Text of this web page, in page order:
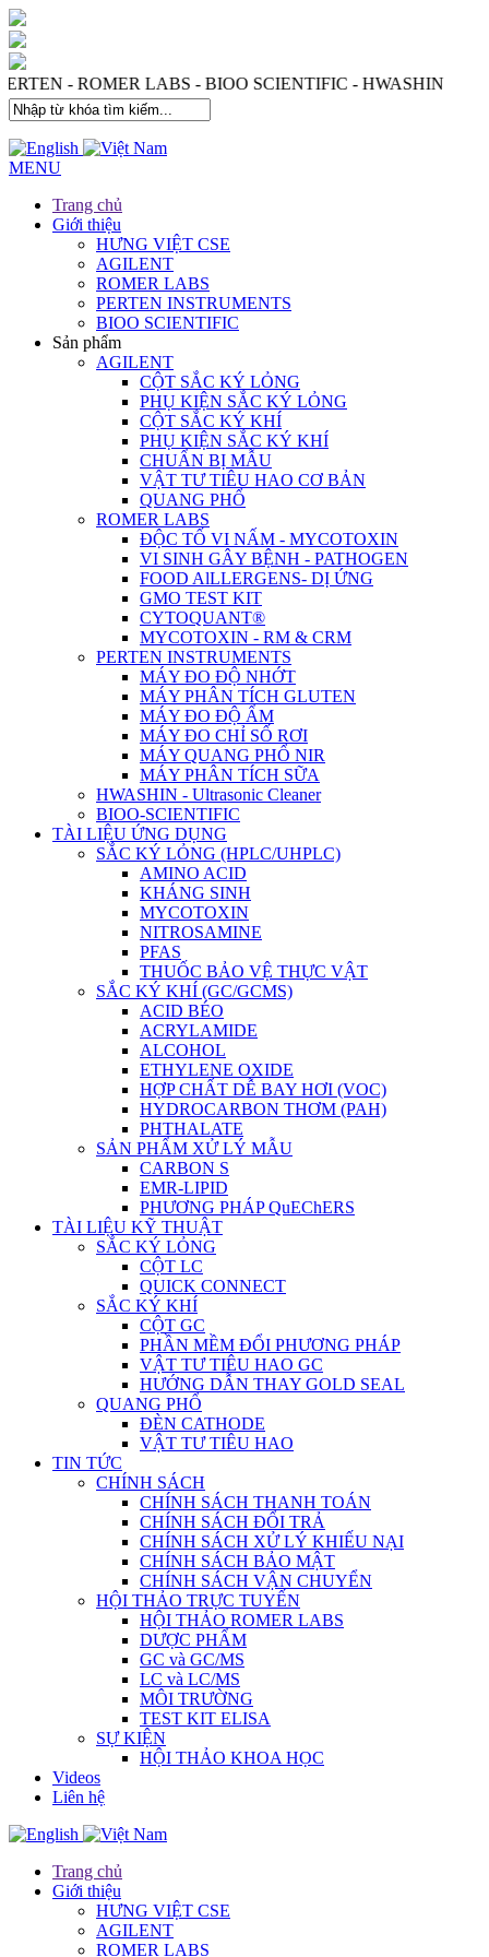
- ROMER LABS - BIOO SCIENTIFIC - HWASHIN
MENU
Trang chủ
Giới thiệu
HƯNG VIỆT CSE
AGILENT
ROMER LABS
PERTEN INSTRUMENTS
BIOO SCIENTIFIC
Sản phẩm
AGILENT
CỘT SẮC KÝ LỎNG
PHỤ KIỆN SẮC KÝ LỎNG
CỘT SẮC KÝ KHÍ
PHỤ KIỆN SẮC KÝ KHÍ
CHUẨN BỊ MẪU
VẬT TƯ TIÊU HAO CƠ BẢN
QUANG PHỔ
ROMER LABS
ĐỘC TỐ VI NẤM - MYCOTOXIN
VI SINH GÂY BỆNH - PATHOGEN
FOOD AlLLERGENS- DỊ ỨNG
GMO TEST KIT
CYTOQUANT®
MYCOTOXIN - RM & CRM
PERTEN INSTRUMENTS
MÁY ĐO ĐỘ NHỚT
MÁY PHÂN TÍCH GLUTEN
MÁY ĐO ĐỘ ẨM
MÁY ĐO CHỈ SỐ RƠI
MÁY QUANG PHỔ NIR
MÁY PHÂN TÍCH SỮA
HWASHIN - Ultrasonic Cleaner
BIOO-SCIENTIFIC
TÀI LIỆU ỨNG DỤNG
SẮC KÝ LỎNG (HPLC/UHPLC)
AMINO ACID
KHÁNG SINH
MYCOTOXIN
NITROSAMINE
PFAS
THUỐC BẢO VỆ THỰC VẬT
SẮC KÝ KHÍ (GC/GCMS)
ACID BÉO
ACRYLAMIDE
ALCOHOL
ETHYLENE OXIDE
HỢP CHẤT DỄ BAY HƠI (VOC)
HYDROCARBON THƠM (PAH)
PHTHALATE
SẢN PHẨM XỬ LÝ MẪU
CARBON S
EMR-LIPID
PHƯƠNG PHÁP QuEChERS
TÀI LIỆU KỸ THUẬT
SẮC KÝ LỎNG
CỘT LC
QUICK CONNECT
SẮC KÝ KHÍ
CỘT GC
PHẦN MỀM ĐỔI PHƯƠNG PHÁP
VẬT TƯ TIÊU HAO GC
HƯỚNG DẪN THAY GOLD SEAL
QUANG PHỔ
ĐÈN CATHODE
VẬT TƯ TIÊU HAO
TIN TỨC
CHÍNH SÁCH
CHÍNH SÁCH THANH TOÁN
CHÍNH SÁCH ĐỔI TRẢ
CHÍNH SÁCH XỬ LÝ KHIẾU NẠI
CHÍNH SÁCH BẢO MẬT
CHÍNH SÁCH VẬN CHUYỂN
HỘI THẢO TRỰC TUYẾN
HỘI THẢO ROMER LABS
DƯỢC PHẨM
GC và GC/MS
LC và LC/MS
MÔI TRƯỜNG
TEST KIT ELISA
SỰ KIỆN
HỘI THẢO KHOA HỌC
Videos
Liên hệ
Trang chủ
Giới thiệu
HƯNG VIỆT CSE
AGILENT
ROMER LABS